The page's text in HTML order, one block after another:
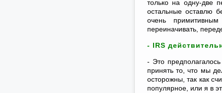
только на одну-две
остальные оставлю
очень
переиначивать,
- IRS
- Это
принять то, что мы
осторожны, так как
популярное, или я в